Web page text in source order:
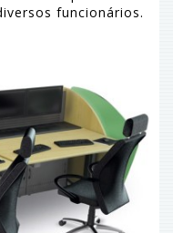
funcionários.